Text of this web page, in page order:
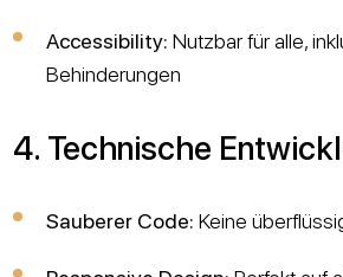
Accessibility: Nutzbar für alle,
Behinderungen
4. Technische
Sauberer Code: Keine